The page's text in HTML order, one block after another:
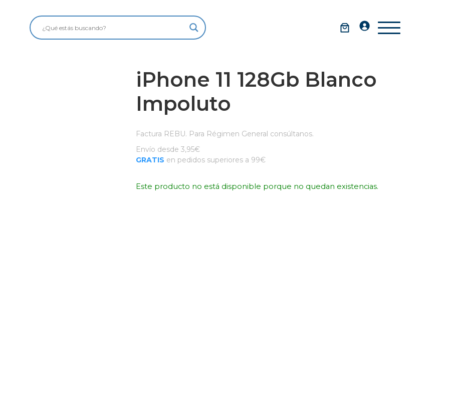
iPhone 11 128Gb Blanco
Impoluto
Factura REBU. Para Régimen General consúltanos.
Envío desde 3,95€
GRATIS en pedidos superiores a 99€
Este producto no está disponible porque no quedan existencias.